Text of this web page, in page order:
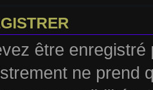
être
ne prend